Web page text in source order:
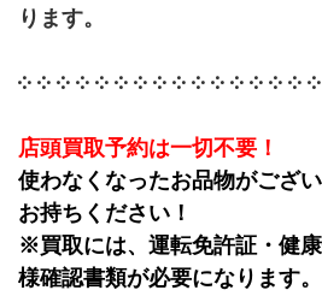
ります。
༶ ༶ ༶ ༶ ༶ ༶ ༶ ༶ ༶ ༶ ༶ ༶ ༶ ༶ ༶
店頭買取予約は一切不要！
使わなくなったお品物がござ
お持ちください！
※買取には、運転免許証・健
様確認書類が必要になります。